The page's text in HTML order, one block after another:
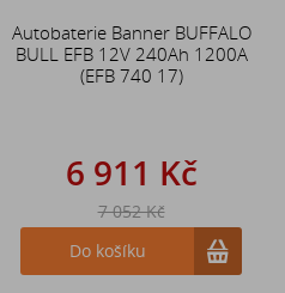
Autobaterie Banner BUFFALO
BULL EFB 12V 240Ah 1200A
(EFB 740 17)
6 911 Kč
7 052 Kč
Do košíku